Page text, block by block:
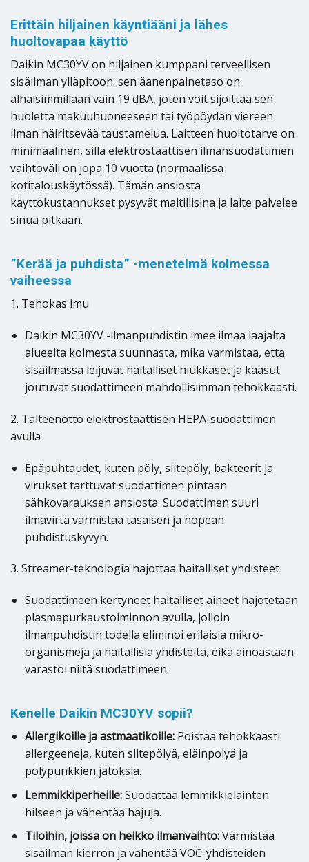
Erittäin hiljainen käyntiääni ja lähes
huoltovapaa käyttö
Daikin MC30YV on hiljainen kumppani terveellisen
sisäilman ylläpitoon: sen äänenpainetaso on
alhaisimmillaan vain 19 dBA, joten voit sijoittaa sen
huoletta makuuhuoneeseen tai työpöydän viereen
ilman häiritsevää taustamelua. Laitteen huoltotarve on
minimaalinen, sillä elektrostaattisen ilmansuodattimen
vaihtoväli on jopa 10 vuotta (normaalissa
kotitalouskäytössä). Tämän ansiosta
käyttökustannukset pysyvät maltillisina ja laite palvelee
sinua pitkään.
”Kerää ja puhdista” -menetelmä kolmessa
vaiheessa
1. Tehokas imu
Daikin MC30YV -ilmanpuhdistin imee ilmaa laajalta
alueelta kolmesta suunnasta, mikä varmistaa, että
sisäilmassa leijuvat haitalliset hiukkaset ja kaasut
joutuvat suodattimeen mahdollisimman tehokkaasti.
2. Talteenotto elektrostaattisen HEPA-suodattimen
avulla
Epäpuhtaudet, kuten pöly, siitepöly, bakteerit ja
virukset tarttuvat suodattimen pintaan
sähkövarauksen ansiosta. Suodattimen suuri
ilmavirta varmistaa tasaisen ja nopean
puhdistuskyvyn.
3. Streamer-teknologia hajottaa haitalliset yhdisteet
Suodattimeen kertyneet haitalliset aineet hajotetaan
plasmapurkaustoiminnon avulla, jolloin
ilmanpuhdistin todella eliminoi erilaisia mikro-
organismeja ja haitallisia yhdisteitä, eikä ainoastaan
varastoi niitä suodattimeen.
Kenelle Daikin MC30YV sopii?
Allergikoille ja astmaatikoille:Poistaa tehokkaasti
allergeeneja, kuten siitepölyä, eläinpölyä ja
pölypunkkien jätöksiä.
Lemmikkiperheille:Suodattaa lemmikkieläinten
hilseen ja vähentää hajuja.
Tiloihin, joissa on heikko ilmanvaihto:Varmistaa
sisäilman kierron ja vähentää VOC-yhdisteiden